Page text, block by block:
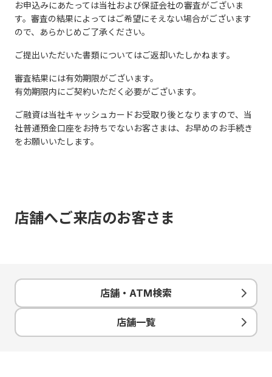
お申込みにあたっては当社および保証会社の審査がございま
す。審査の結果によってはご希望にそえない場合がございます
ので、あらかじめご了承ください。
ご提出いただいた書類についてはご返却いたしかねます。
審査結果には有効期限がございます。
有効期限内にご契約いただく必要がございます。
ご融資は当社キャッシュカードお受取り後となりますので、当
社普通預金口座をお持ちでないお客さまは、お早めのお手続き
をお願いいたします。
店舗へご来店のお客さま
店舗・ATM検索
店舗一覧